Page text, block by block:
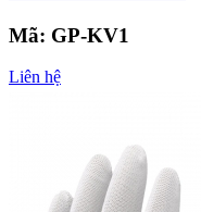
Mã: GP-KV1
Liên hệ